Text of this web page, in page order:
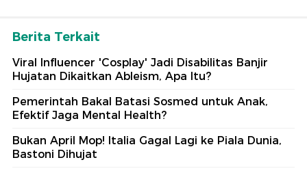
Berita Terkait
Viral Influencer 'Cosplay' Jadi Disabilitas Banjir
Hujatan Dikaitkan Ableism, Apa Itu?
Pemerintah Bakal Batasi Sosmed untuk Anak,
Efektif Jaga Mental Health?
Bukan April Mop! Italia Gagal Lagi ke Piala Dunia,
Bastoni Dihujat